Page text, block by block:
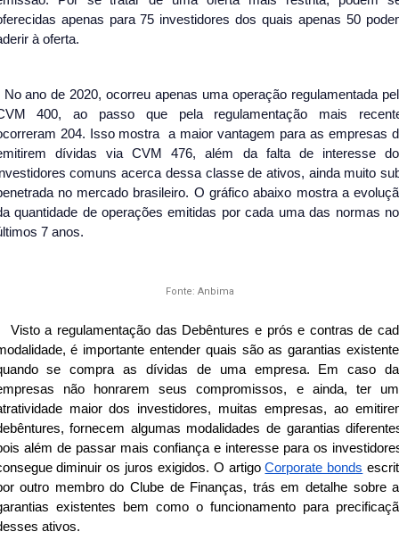
apenas para 75 investidores dos quais apenas 50
à oferta.
ano de 2020, ocorreu apenas uma operação regulamentada
400, ao passo que pela regulamentação mais
204. Isso mostra a maior vantagem para as empresas
dívidas via CVM 476, além da falta de interesse
comuns acerca dessa classe de ativos, ainda muito
no mercado brasileiro. O gráfico abaixo mostra a
quantidade de operações emitidas por cada uma das normas
7 anos.
Fonte: Anbima
a regulamentação das Debêntures e prós e contras de
é importante entender quais são as garantias
se compra as dívidas de uma empresa. Em caso
não honrarem seus compromissos, e ainda, ter
maior dos investidores, muitas empresas, ao
fornecem algumas modalidades de garantias
além de passar mais confiança e interesse para os
diminuir os juros exigidos. O artigoCorporate bonds
outro membro do Clube de Finanças, trás em detalhe sobre
existentes bem como o funcionamento para
ativos.